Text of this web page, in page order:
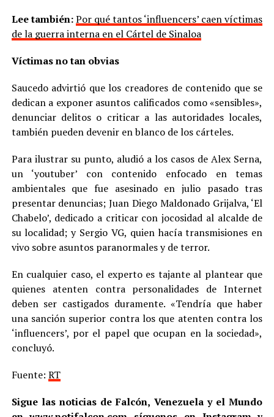
Lee también:Por qué tantos ‘influencers’ caen víctimas
de la guerra interna en el Cártel de Sinaloa
Víctimas no tan obvias
Saucedo advirtió que los creadores de contenido que se
dedican a exponer asuntos calificados como «sensibles»,
denunciar delitos o criticar a las autoridades locales,
también pueden devenir en blanco de los cárteles.
Para ilustrar su punto, aludió a los casos de Alex Serna,
un ‘youtuber’ con contenido enfocado en temas
ambientales que fue asesinado en julio pasado tras
presentar denuncias; Juan Diego Maldonado Grijalva, ‘El
Chabelo’, dedicado a criticar con jocosidad al alcalde de
su localidad; y Sergio VG, quien hacía transmisiones en
vivo sobre asuntos paranormales y de terror.
En cualquier caso, el experto es tajante al plantear que
quienes atenten contra personalidades de Internet
deben ser castigados duramente. «Tendría que haber
una sanción superior contra los que atenten contra los
‘influencers’, por el papel que ocupan en la sociedad»,
concluyó.
Fuente: RT
Sigue las noticias de Falcón, Venezuela y el Mundo